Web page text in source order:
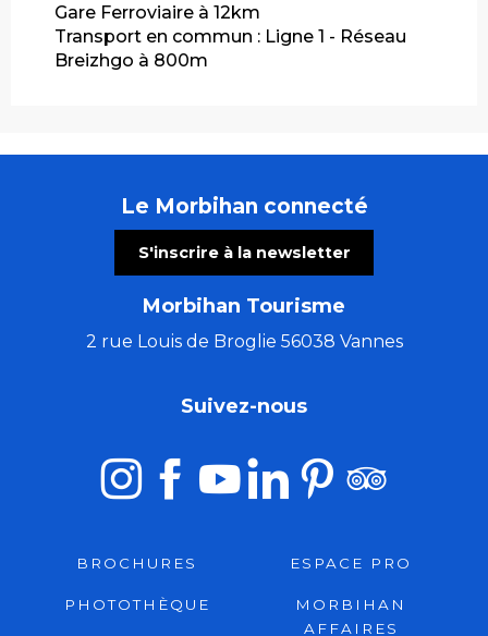
Gare Ferroviaire à 12km
Transport en commun : Ligne 1 - Réseau
Breizhgo à 800m
Le Morbihan connecté
S'inscrire à la newsletter
Morbihan Tourisme
2 rue Louis de Broglie 56038 Vannes
Suivez-nous
BROCHURES ESPACE PRO
PHOTOTHÈQUE
MORBIHAN
AFFAIRES